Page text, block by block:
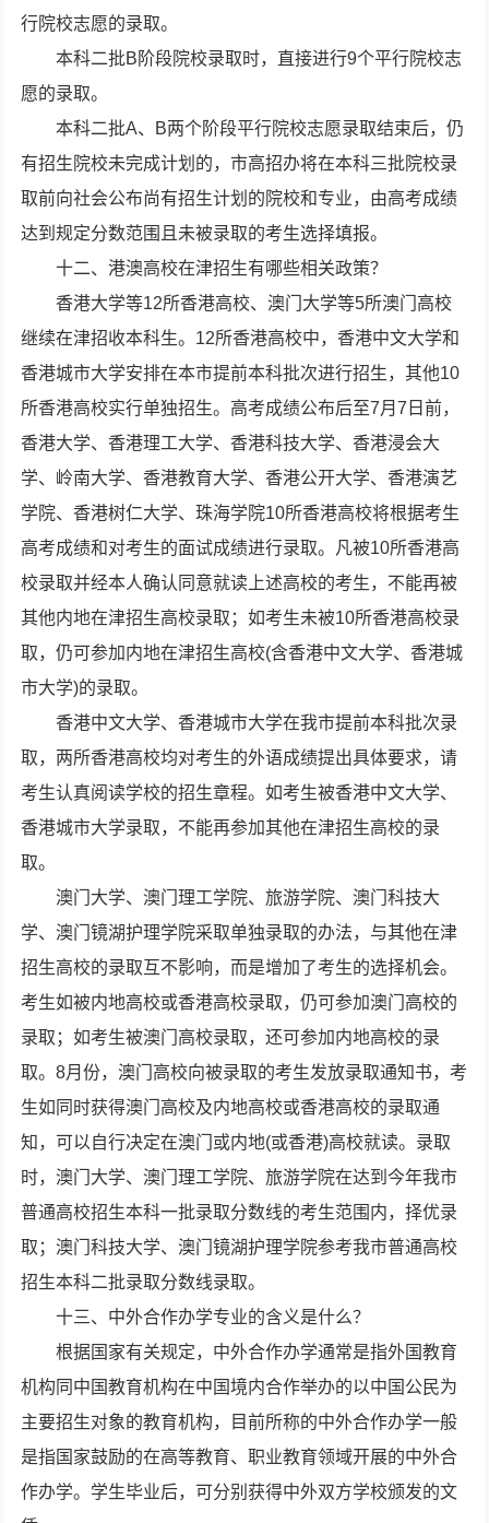
行院校志愿的录取。
本科二批B阶段院校录取时，直接进行9个平行院校志
愿的录取。
本科二批A、B两个阶段平行院校志愿录取结束后，仍
有招生院校未完成计划的，市高招办将在本科三批院校录
取前向社会公布尚有招生计划的院校和专业，由高考成绩
达到规定分数范围且未被录取的考生选择填报。
十二、港澳高校在津招生有哪些相关政策？
香港大学等12所香港高校、澳门大学等5所澳门高校
继续在津招收本科生。12所香港高校中，香港中文大学和
香港城市大学安排在本市提前本科批次进行招生，其他10
所香港高校实行单独招生。高考成绩公布后至7月7日前，
香港大学、香港理工大学、香港科技大学、香港浸会大
学、岭南大学、香港教育大学、香港公开大学、香港演艺
学院、香港树仁大学、珠海学院10所香港高校将根据考生
高考成绩和对考生的面试成绩进行录取。凡被10所香港高
校录取并经本人确认同意就读上述高校的考生，不能再被
其他内地在津招生高校录取；如考生未被10所香港高校录
取，仍可参加内地在津招生高校(含香港中文大学、香港城
市大学)的录取。
香港中文大学、香港城市大学在我市提前本科批次录
取，两所香港高校均对考生的外语成绩提出具体要求，请
考生认真阅读学校的招生章程。如考生被香港中文大学、
香港城市大学录取，不能再参加其他在津招生高校的录
取。
澳门大学、澳门理工学院、旅游学院、澳门科技大
学、澳门镜湖护理学院采取单独录取的办法，与其他在津
招生高校的录取互不影响，而是增加了考生的选择机会。
考生如被内地高校或香港高校录取，仍可参加澳门高校的
录取；如考生被澳门高校录取，还可参加内地高校的录
取。8月份，澳门高校向被录取的考生发放录取通知书，考
生如同时获得澳门高校及内地高校或香港高校的录取通
知，可以自行决定在澳门或内地(或香港)高校就读。录取
时，澳门大学、澳门理工学院、旅游学院在达到今年我市
普通高校招生本科一批录取分数线的考生范围内，择优录
取；澳门科技大学、澳门镜湖护理学院参考我市普通高校
招生本科二批录取分数线录取。
十三、中外合作办学专业的含义是什么？
根据国家有关规定，中外合作办学通常是指外国教育
机构同中国教育机构在中国境内合作举办的以中国公民为
主要招生对象的教育机构，目前所称的中外合作办学一般
是指国家鼓励的在高等教育、职业教育领域开展的中外合
作办学。学生毕业后，可分别获得中外双方学校颁发的文